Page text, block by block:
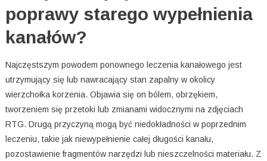
poprawy starego wypełnienia
kanałów?
Najczęstszym powodem ponownego leczenia kanałowego jest
utrzymujący się lub nawracający stan zapalny w okolicy
wierzchołka korzenia. Objawia się on bólem, obrzękiem,
tworzeniem się przetoki lub zmianami widocznymi na zdjęciach
RTG. Drugą przyczyną mogą być niedokładności w poprzednim
leczeniu, takie jak niewypełnienie całej długości kanału,
pozostawienie fragmentów narzędzi lub nieszczelności materiału. Z